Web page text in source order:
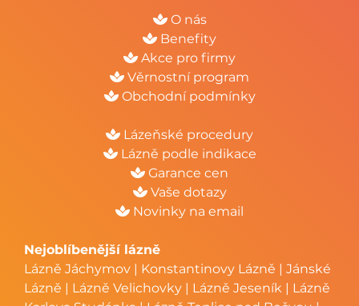
O nás
Benefity
Akce pro firmy
Věrnostní program
Obchodní podmínky
Lázeňské procedury
Lázně podle indikace
Garance cen
Vaše dotazy
Novinky na email
Nejoblíbenější lázně
Lázně Jáchymov | Konstantinovy Lázně | Jánské
Lázně | Lázně Velichovky | Lázně Jeseník | Lázně